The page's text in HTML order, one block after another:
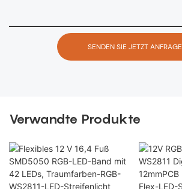
SENDEN SIE JETZT ANFRAGE
Verwandte Produkte